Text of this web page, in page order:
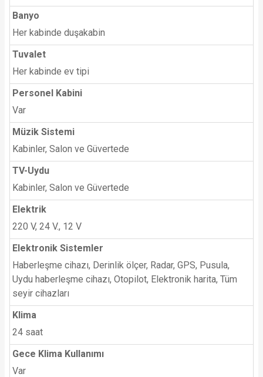
Banyo
Her kabinde duşakabin
Tuvalet
Her kabinde ev tipi
Personel Kabini
Var
Müzik Sistemi
Kabinler, Salon ve Güvertede
TV-Uydu
Kabinler, Salon ve Güvertede
Elektrik
220 V, 24 V., 12 V
Elektronik Sistemler
Haberleşme cihazı, Derinlik ölçer, Radar, GPS, Pusula,
Uydu haberleşme cihazı, Otopilot, Elektronik harita, Tüm
seyir cihazları
Klima
24 saat
Gece Klima Kullanımı
Var